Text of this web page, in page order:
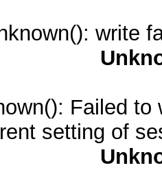
write
Failed
setting of